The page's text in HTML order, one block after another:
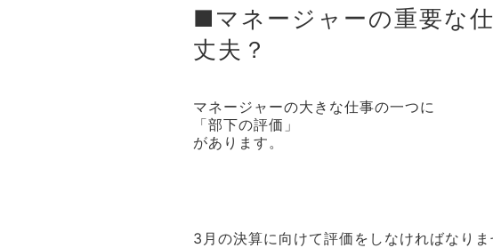
■マネージャーの重要な
丈夫？
マネージャーの大きな仕事の一つに
「部下の評価」
があります。
3月の決算に向けて評価をしなければなりま